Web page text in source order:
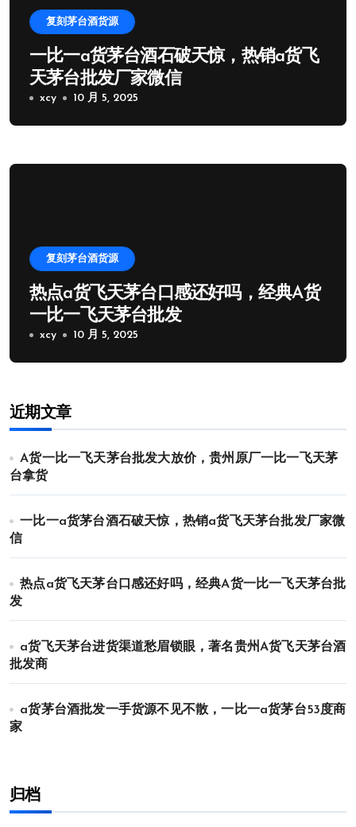
复刻茅台酒货源
一比一a货茅台酒石破天惊，热销a货飞
天茅台批发厂家微信
xcy 10 月 5, 2025
复刻茅台酒货源
热点a货飞天茅台口感还好吗，经典A货
一比一飞天茅台批发
xcy 10 月 5, 2025
近期文章
A货一比一飞天茅台批发大放价，贵州原厂一比一飞天茅
台拿货
一比一a货茅台酒石破天惊，热销a货飞天茅台批发厂家微
信
热点a货飞天茅台口感还好吗，经典A货一比一飞天茅台批
发
a货飞天茅台进货渠道愁眉锁眼，著名贵州A货飞天茅台酒
批发商
a货茅台酒批发一手货源不见不散，一比一a货茅台53度商
家
归档